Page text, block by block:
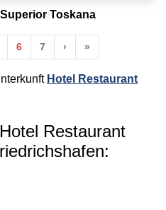
Toskana
6 7 ›Nächste
»Ende
Hotel Restaurant
Restaurant